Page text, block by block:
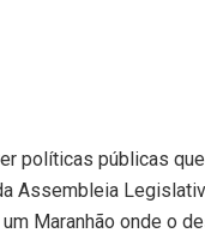
políticas públicas
Assembleia
Maranhão onde o